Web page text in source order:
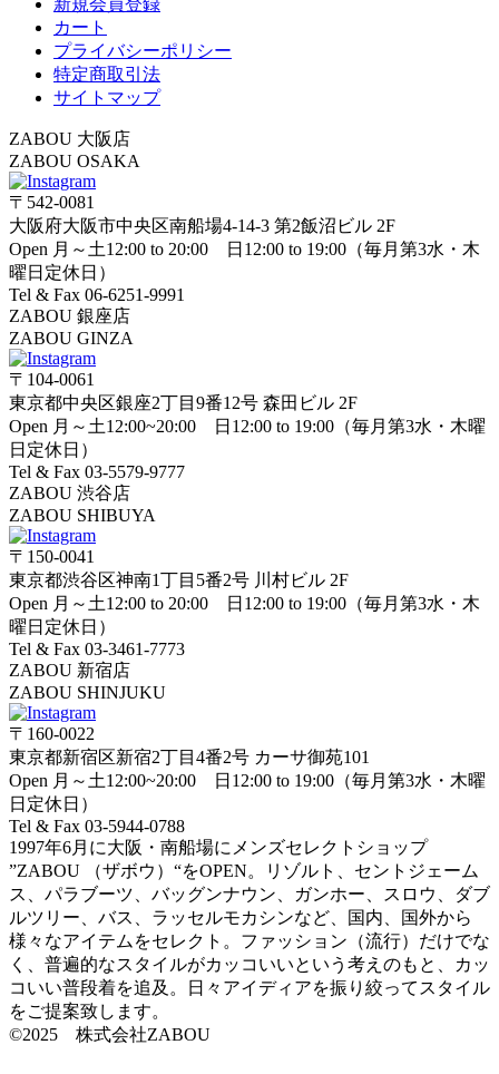
新規会員登録
カート
プライバシーポリシー
特定商取引法
サイトマップ
ZABOU 大阪店
ZABOU OSAKA
〒542-0081
大阪府大阪市中央区南船場4-14-3 第2飯沼ビル 2F
Open 月～土12:00 to 20:00 日12:00 to 19:00（毎月第3水・木
曜日定休日）
Tel & Fax 06-6251-9991
ZABOU 銀座店
ZABOU GINZA
〒104-0061
東京都中央区銀座2丁目9番12号 森田ビル 2F
Open 月～土12:00~20:00 日12:00 to 19:00（毎月第3水・木曜
日定休日）
Tel & Fax 03-5579-9777
ZABOU 渋谷店
ZABOU SHIBUYA
〒150-0041
東京都渋谷区神南1丁目5番2号 川村ビル 2F
Open 月～土12:00 to 20:00 日12:00 to 19:00（毎月第3水・木
曜日定休日）
Tel & Fax 03-3461-7773
ZABOU 新宿店
ZABOU SHINJUKU
〒160-0022
東京都新宿区新宿2丁目4番2号 カーサ御苑101
Open 月～土12:00~20:00 日12:00 to 19:00（毎月第3水・木曜
日定休日）
Tel & Fax 03-5944-0788
1997年6月に大阪・南船場にメンズセレクトショップ
”ZABOU （ザボウ）“をOPEN。リゾルト、セントジェーム
ス、パラブーツ、バッグンナウン、ガンホー、スロウ、ダブ
ルツリー、バス、ラッセルモカシンなど、国内、国外から
様々なアイテムをセレクト。ファッション（流行）だけでな
く、普遍的なスタイルがカッコいいという考えのもと、カッ
コいい普段着を追及。日々アイディアを振り絞ってスタイル
をご提案致します。
©2025 株式会社ZABOU